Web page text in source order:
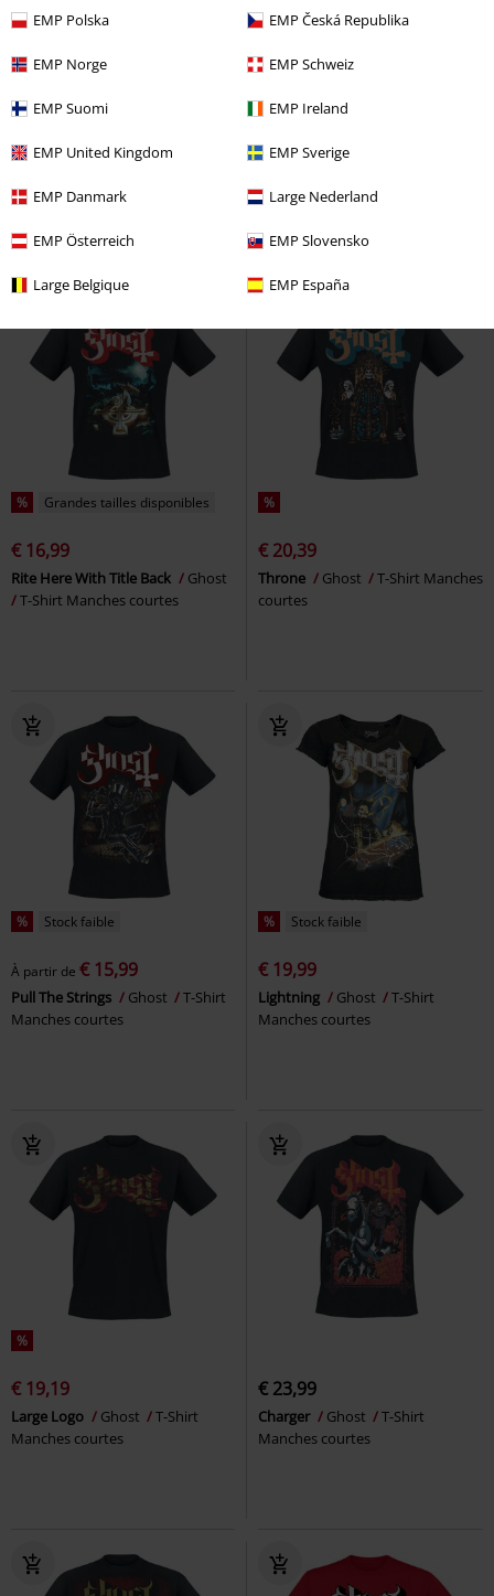
EMP Polska EMP Česká Republika
EMP Norge EMP Schweiz
EMP Suomi EMP Ireland
EMP United Kingdom EMP Sverige
EMP Danmark Large Nederland
EMP Österreich EMP Slovensko
Large Belgique EMP España
Fan Bundle Ghost
T-Shirt
Priest Ghost
% Grandes tailles disponibles
€ 16,99
Rite Here With Title Back
Ghost
T-Shirt Manches courtes
%
€ 20,39
Throne Ghost
T-Shirt Manches
courtes
% Stock faible
À partir de € 15,99
Pull The Strings Ghost
T-Shirt
Manches courtes
% Stock faible
€ 19,99
Lightning Ghost
T-Shirt
Manches courtes
%
€ 19,19
Large Logo Ghost
T-Shirt
Manches courtes
€ 23,99
Charger Ghost
T-Shirt
Manches courtes